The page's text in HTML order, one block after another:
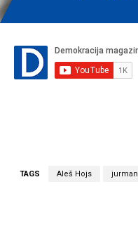
TAGS Aleš Hojs jurman